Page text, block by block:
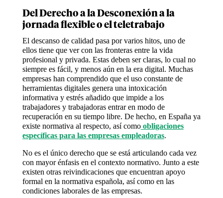
Del Derecho a la Desconexión a la
jornada flexible o el teletrabajo
El descanso de calidad pasa por varios hitos, uno de
ellos tiene que ver con las fronteras entre la vida
profesional y privada. Estas deben ser claras, lo cual no
siempre es fácil, y menos aún en la era digital. Muchas
empresas han comprendido que el uso constante de
herramientas digitales genera una intoxicación
informativa y estrés añadido que impide a los
trabajadores y trabajadoras entrar en modo de
recuperación en su tiempo libre. De hecho, en España ya
existe normativa al respecto, así comoobligaciones
específicas para las empresas empleadoras.
No es el único derecho que se está articulando cada vez
con mayor énfasis en el contexto normativo. Junto a este
existen otras reivindicaciones que encuentran apoyo
formal en la normativa española, así como en las
condiciones laborales de las empresas.